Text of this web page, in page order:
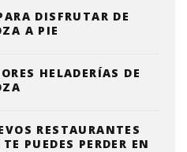
DISFRUTAR DE
A PIE
HELADERÍAS DE
RESTAURANTES
PUEDES PERDER EN